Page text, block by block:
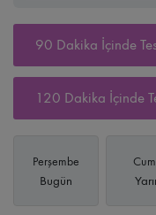
90 Dakika İçinde
120 Dakika İçinde
Perşembe
Bugün